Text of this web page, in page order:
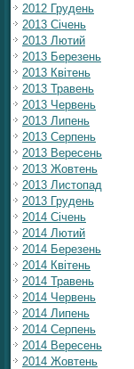
2012 Грудень
2013 Січень
2013 Лютий
2013 Березень
2013 Квітень
2013 Травень
2013 Червень
2013 Липень
2013 Серпень
2013 Вересень
2013 Жовтень
2013 Листопад
2013 Грудень
2014 Січень
2014 Лютий
2014 Березень
2014 Квітень
2014 Травень
2014 Червень
2014 Липень
2014 Серпень
2014 Вересень
2014 Жовтень